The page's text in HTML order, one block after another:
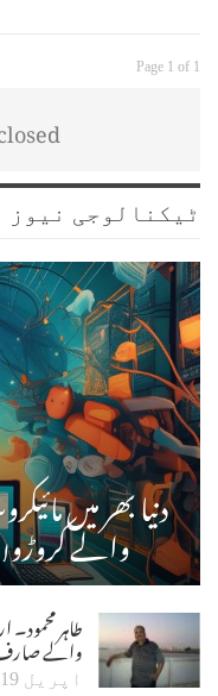
Page 1 of 1
ٹیکنالوجی نیوز
دنیا بھر میں
والے
طاہر
والے
اپریل 19، 2023